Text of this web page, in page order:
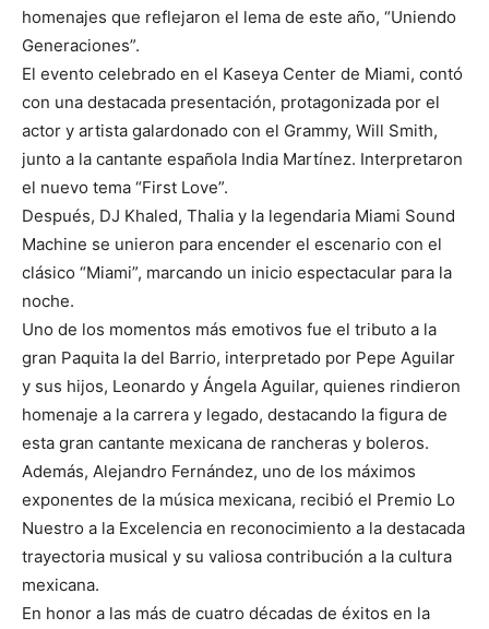
homenajes que reflejaron el lema de este año, “Uniendo
Generaciones”.
El evento celebrado en el Kaseya Center de Miami, contó
con una destacada presentación, protagonizada por el
actor y artista galardonado con el Grammy, Will Smith,
junto a la cantante española India Martínez. Interpretaron
el nuevo tema “First Love”.
Después, DJ Khaled, Thalia y la legendaria Miami Sound
Machine se unieron para encender el escenario con el
clásico “Miami”, marcando un inicio espectacular para la
noche.
Uno de los momentos más emotivos fue el tributo a la
gran Paquita la del Barrio, interpretado por Pepe Aguilar
y sus hijos, Leonardo y Ángela Aguilar, quienes rindieron
homenaje a la carrera y legado, destacando la figura de
esta gran cantante mexicana de rancheras y boleros.
Además, Alejandro Fernández, uno de los máximos
exponentes de la música mexicana, recibió el Premio Lo
Nuestro a la Excelencia en reconocimiento a la destacada
trayectoria musical y su valiosa contribución a la cultura
mexicana.
En honor a las más de cuatro décadas de éxitos en la